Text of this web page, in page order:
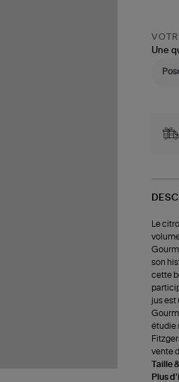
Une
Le
son
cette
jus est
étudie
vente
Taille
Plus